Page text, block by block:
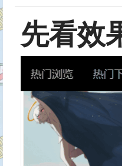
先看效